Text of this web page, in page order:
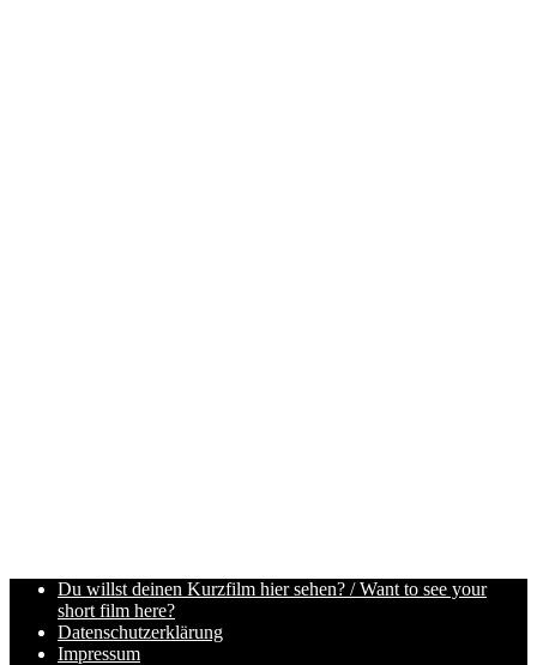
Du willst deinen Kurzfilm hier sehen? / Want to see your
short film here?
Datenschutzerklärung
Impressum